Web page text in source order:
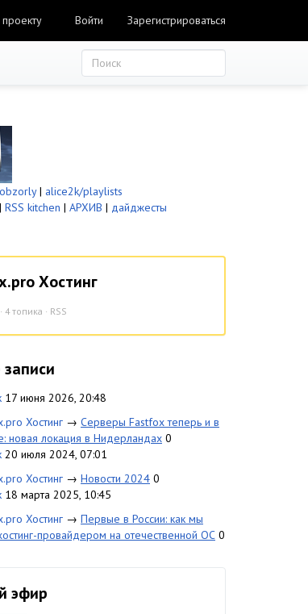
Войти Зарегистрироваться
| alice2k/playlists
| RSS kitchen | АРХИВ | дайджесты
Хостинг
4 топика · RSS
17 июня 2026, 20:48
Хостинг → Серверы Fastfox теперь и в
новая локация в Нидерландах 0
20 июля 2024, 07:01
Хостинг → Новости 2024 0
18 марта 2025, 10:45
Хостинг → Первые в России: как мы
провайдером на отечественной ОС 0
эфир